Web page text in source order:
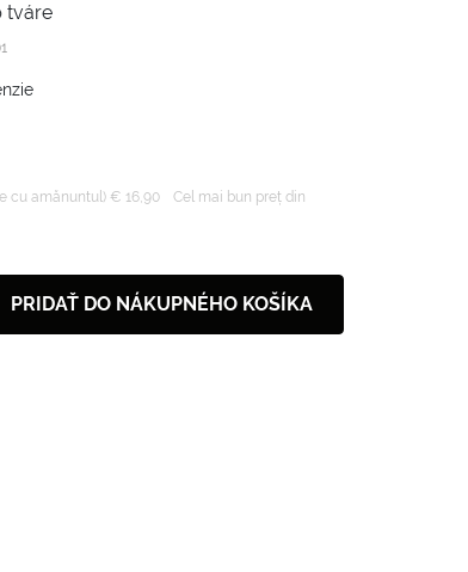
tváre
cu amănuntul) € 16,90
Cel mai bun preț din
PRIDAŤ DO NÁKUPNÉHO KOŠÍKA